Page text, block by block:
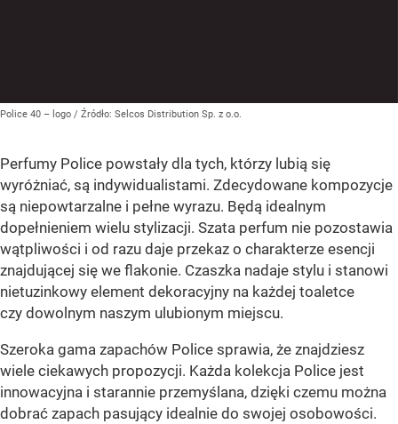
Police 40 – logo / Źródło: Selcos Distribution Sp. z o.o.
Perfumy Police powstały dla tych, którzy lubią się
wyróżniać, są indywidualistami. Zdecydowane kompozycje
są niepowtarzalne i pełne wyrazu. Będą idealnym
dopełnieniem wielu stylizacji. Szata perfum nie pozostawia
wątpliwości i od razu daje przekaz o charakterze esencji
znajdującej się we flakonie. Czaszka nadaje stylu i stanowi
nietuzinkowy element dekoracyjny na każdej toaletce
czy dowolnym naszym ulubionym miejscu.
Szeroka gama zapachów Police sprawia, że znajdziesz
wiele ciekawych propozycji. Każda kolekcja Police jest
innowacyjna i starannie przemyślana, dzięki czemu można
dobrać zapach pasujący idealnie do swojej osobowości.